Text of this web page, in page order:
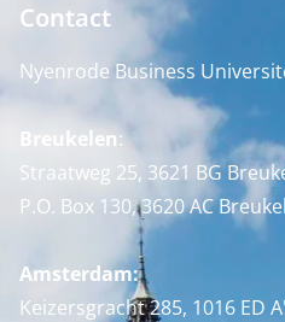
Contact
Nyenrode Business
Breukelen:
Straatweg 25, 3621 BG
P.O. Box 130, 3620 AC
Amsterdam:
Keizersgracht 285, 1016 ED